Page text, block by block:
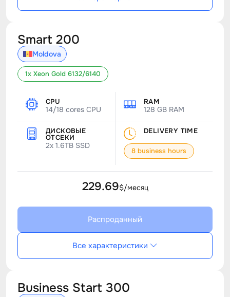
Smart 200
Moldova
1x Xeon Gold 6132/6140
CPU
14/18 cores CPU
RAM
128 GB RAM
ДИСКОВЫЕ
ОТСЕКИ
2x 1.6TB SSD
DELIVERY TIME
8 business hours
229.69$/месяц
Распроданный
Все характеристики
Business Start 300